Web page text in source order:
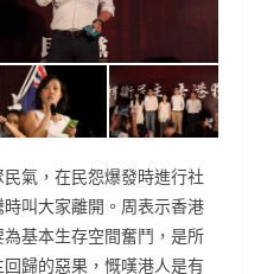
氣，在民怨爆發時進行社
叫大家離開。周表示香港
基本生存空間奮鬥，是所
歸的惡果，慨嘆港人是有